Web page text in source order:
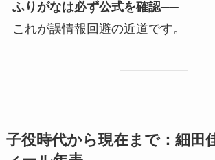
ふりがなは必ず公式を確認──
これが誤情報回避の近道です。
子役時代から現在まで：細田